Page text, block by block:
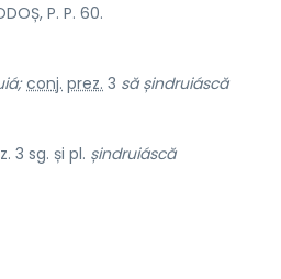
P. P. 60.
conj. prez. 3 să șindruiáscă
3 sg. și pl. șindruiáscă